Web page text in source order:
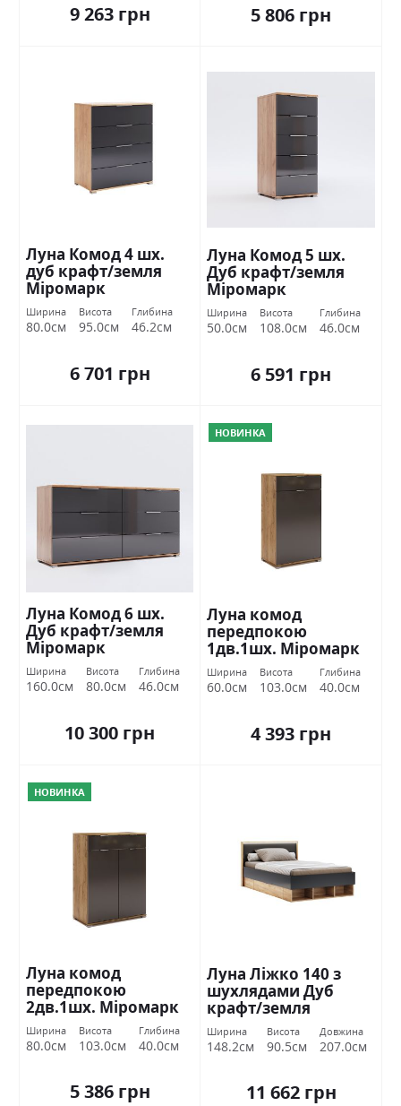
9 263 грн 5 806 грн
Луна Комод 4 шх.
дуб крафт/земля
Міромарк
Ширина
80.0см
Висота
95.0см
Глибина
46.2см
6 701 грн
Луна Комод 5 шх.
Дуб крафт/земля
Міромарк
Ширина
50.0см
Висота
108.0см
Глибина
46.0см
6 591 грн
Луна Комод 6 шх.
Дуб крафт/земля
Міромарк
Ширина
160.0см
Висота
80.0см
Глибина
46.0см
10 300 грн
НОВИНКА
Луна комод
передпокою
1дв.1шх. Міромарк
Ширина
60.0см
Висота
103.0см
Глибина
40.0см
4 393 грн
НОВИНКА
Луна комод
передпокою
2дв.1шх. Міромарк
Ширина
80.0см
Висота
103.0см
Глибина
40.0см
5 386 грн
Луна Ліжко 140 з
шухлядами Дуб
крафт/земля
Міромарк
Ширина
148.2см
Висота
90.5см
Довжина
207.0см
11 662 грн